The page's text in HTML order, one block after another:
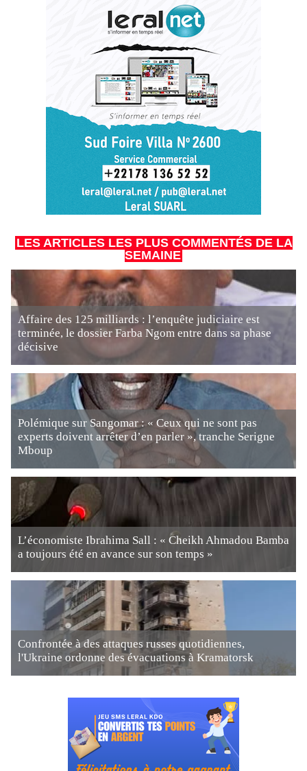
LES ARTICLES LES PLUS COMMENTÉS DE LA
SEMAINE
Affaire des 125 milliards : l’enquête judiciaire est
terminée, le dossier Farba Ngom entre dans sa phase
décisive
Polémique sur Sangomar : « Ceux qui ne sont pas
experts doivent arrêter d’en parler », tranche Serigne
Mboup
L’économiste Ibrahima Sall : « Cheikh Ahmadou Bamba
a toujours été en avance sur son temps »
Confrontée à des attaques russes quotidiennes,
l'Ukraine ordonne des évacuations à Kramatorsk